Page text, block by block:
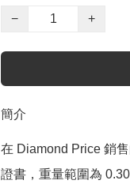
−
+
簡介
在 Diamond Price 銷
證書，重量範圍為